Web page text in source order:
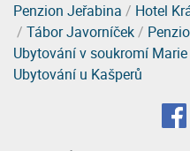
Penzion Jeřabina / Hotel
/ Tábor Javorníček/
Ubytování v soukromí Marie
Ubytování u Kašperů